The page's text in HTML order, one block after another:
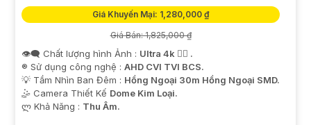
Giá Khuyến Mại: 1,280,000 ₫
Giá Bán: 1,825,000 ₫
👁️‍🗨 Chất lượng hình Ảnh : Ultra 4k 👍🏾 .
®️ Sử dụng công nghệ : AHD CVI TVI BCS.
💡 Tầm Nhìn Ban Đêm : Hồng Ngoại 30m Hồng Ngoại SMD.
🤹 Camera Thiết Kế Dome Kim Loại.
️ლ Khả Năng : Thu Âm.